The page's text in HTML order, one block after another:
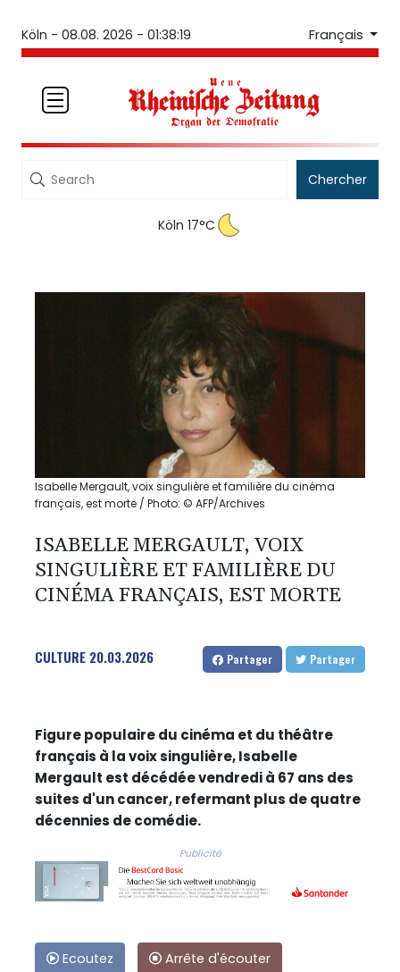
Köln - 08.08. 2026 - 01:38:19 Français
Chercher
Köln 17°C
Isabelle Mergault, voix singulière et familière du cinéma
français, est morte / Photo: © AFP/Archives
ISABELLE MERGAULT, VOIX
SINGULIÈRE ET FAMILIÈRE DU
CINÉMA FRANÇAIS, EST MORTE
CULTURE 20.03.2026 Partager Partager
Figure populaire du cinéma et du théâtre
français à la voix singulière, Isabelle
Mergault est décédée vendredi à 67 ans des
suites d'un cancer, refermant plus de quatre
décennies de comédie.
Publicité
Ecoutez
Arrête d'écouter